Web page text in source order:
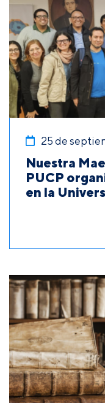
25 de
Nuestra
PUCP
en la